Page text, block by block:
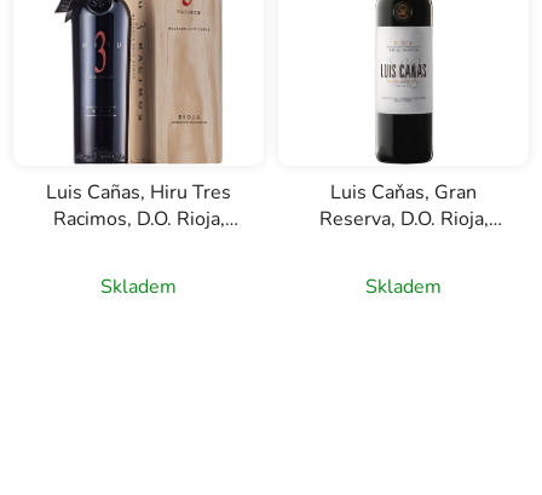
Luis Cañas, Hiru Tres
Racimos, D.O. Rioja,
Skladem
Luis Caňas, Gran
Reserva, D.O. Rioja,
Skladem